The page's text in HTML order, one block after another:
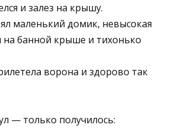
и залез на крышу.
маленький домик, невысокая
на банной крыше и тихонько
ворона и здорово так
— только получилось: